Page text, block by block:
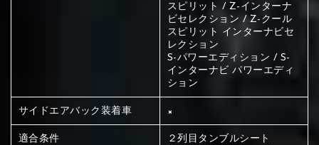
赤く塗られている場所を選択
メイン生地は下記16種類からご選択ください。
赤く塗られている部分にカラ
ー選択ください
スピリット / Z-インターナ
ビセレクション / Z-クール
スピリット インターナビセ
レクション
S-パワーエディション / S-
インターナビ パワーエディ
ション
サイドエアバック装着車 ×
適合条件
２列目タンブルシート